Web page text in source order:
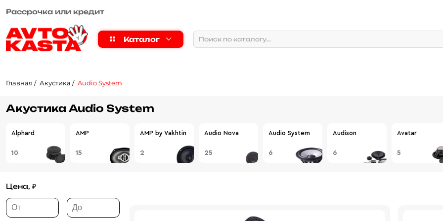
Рассрочка или кредит
Каталог
Главная Акустика Audio System
Акустика Audio System
Alphard
10
AMP
15
AMP by Vakhtin
2
Audio Nova
25
Audio System
6
Audison
6
Avatar
5
Цена, ₽